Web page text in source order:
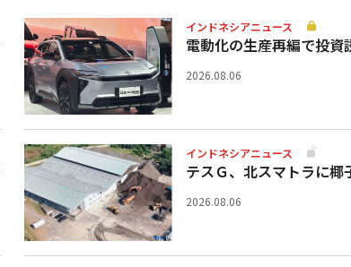
インドネシアニュース
電動化の生産再編で投資
2026.08.06
インドネシアニュース
テスＧ、北スマトラに椰
2026.08.06